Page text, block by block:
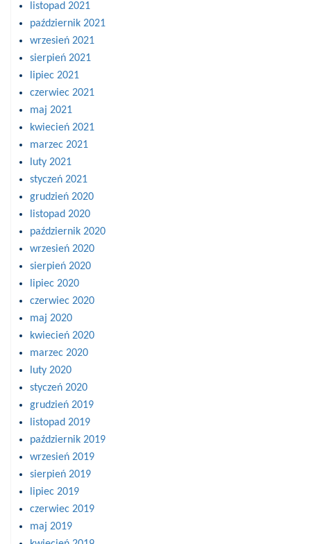
listopad 2021
październik 2021
wrzesień 2021
sierpień 2021
lipiec 2021
czerwiec 2021
maj 2021
kwiecień 2021
marzec 2021
luty 2021
styczeń 2021
grudzień 2020
listopad 2020
październik 2020
wrzesień 2020
sierpień 2020
lipiec 2020
czerwiec 2020
maj 2020
kwiecień 2020
marzec 2020
luty 2020
styczeń 2020
grudzień 2019
listopad 2019
październik 2019
wrzesień 2019
sierpień 2019
lipiec 2019
czerwiec 2019
maj 2019